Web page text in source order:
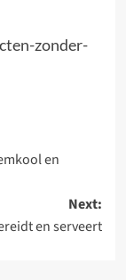
zonder-
en
Next:
en serveert